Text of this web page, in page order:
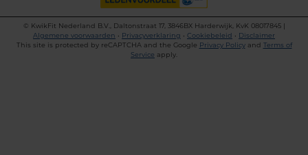
©
KwikFit Nederland B.V., Daltonstraat 17, 3846BX Harderwijk, KvK 08017845 |
Algemene voorwaarden • Privacyverklaring • Cookiebeleid • Disclaimer
This site is protected by reCAPTCHA and the Google Privacy Policyand Terms of
Service apply.